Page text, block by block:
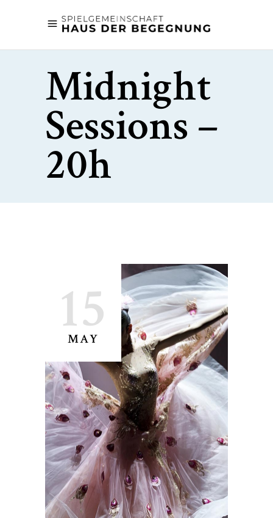
Midnight
Sessions –
20h
15
MAY